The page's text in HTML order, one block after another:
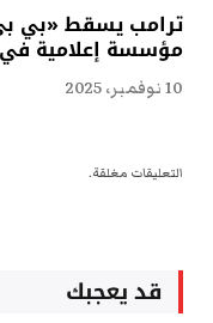
ترامب يسقط «بي
مؤسسة إعلامية في
10 نوفمبر، 2025
التعليقات مغلقة.
قد يعجبك